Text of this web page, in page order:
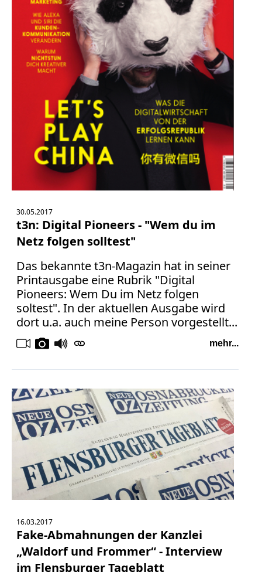
30.05.2017
t3n: Digital Pioneers - "Wem du im
Netz folgen solltest"
Das bekannte t3n-Magazin hat in seiner
Printausgabe eine Rubrik "Digital
Pioneers: Wem Du im Netz folgen
soltest". In der aktuellen Ausgabe wird
dort u.a. auch meine Person vorgestellt...
mehr...
16.03.2017
Fake-Abmahnungen der Kanzlei
„Waldorf und Frommer“ - Interview
im Flensburger Tageblatt